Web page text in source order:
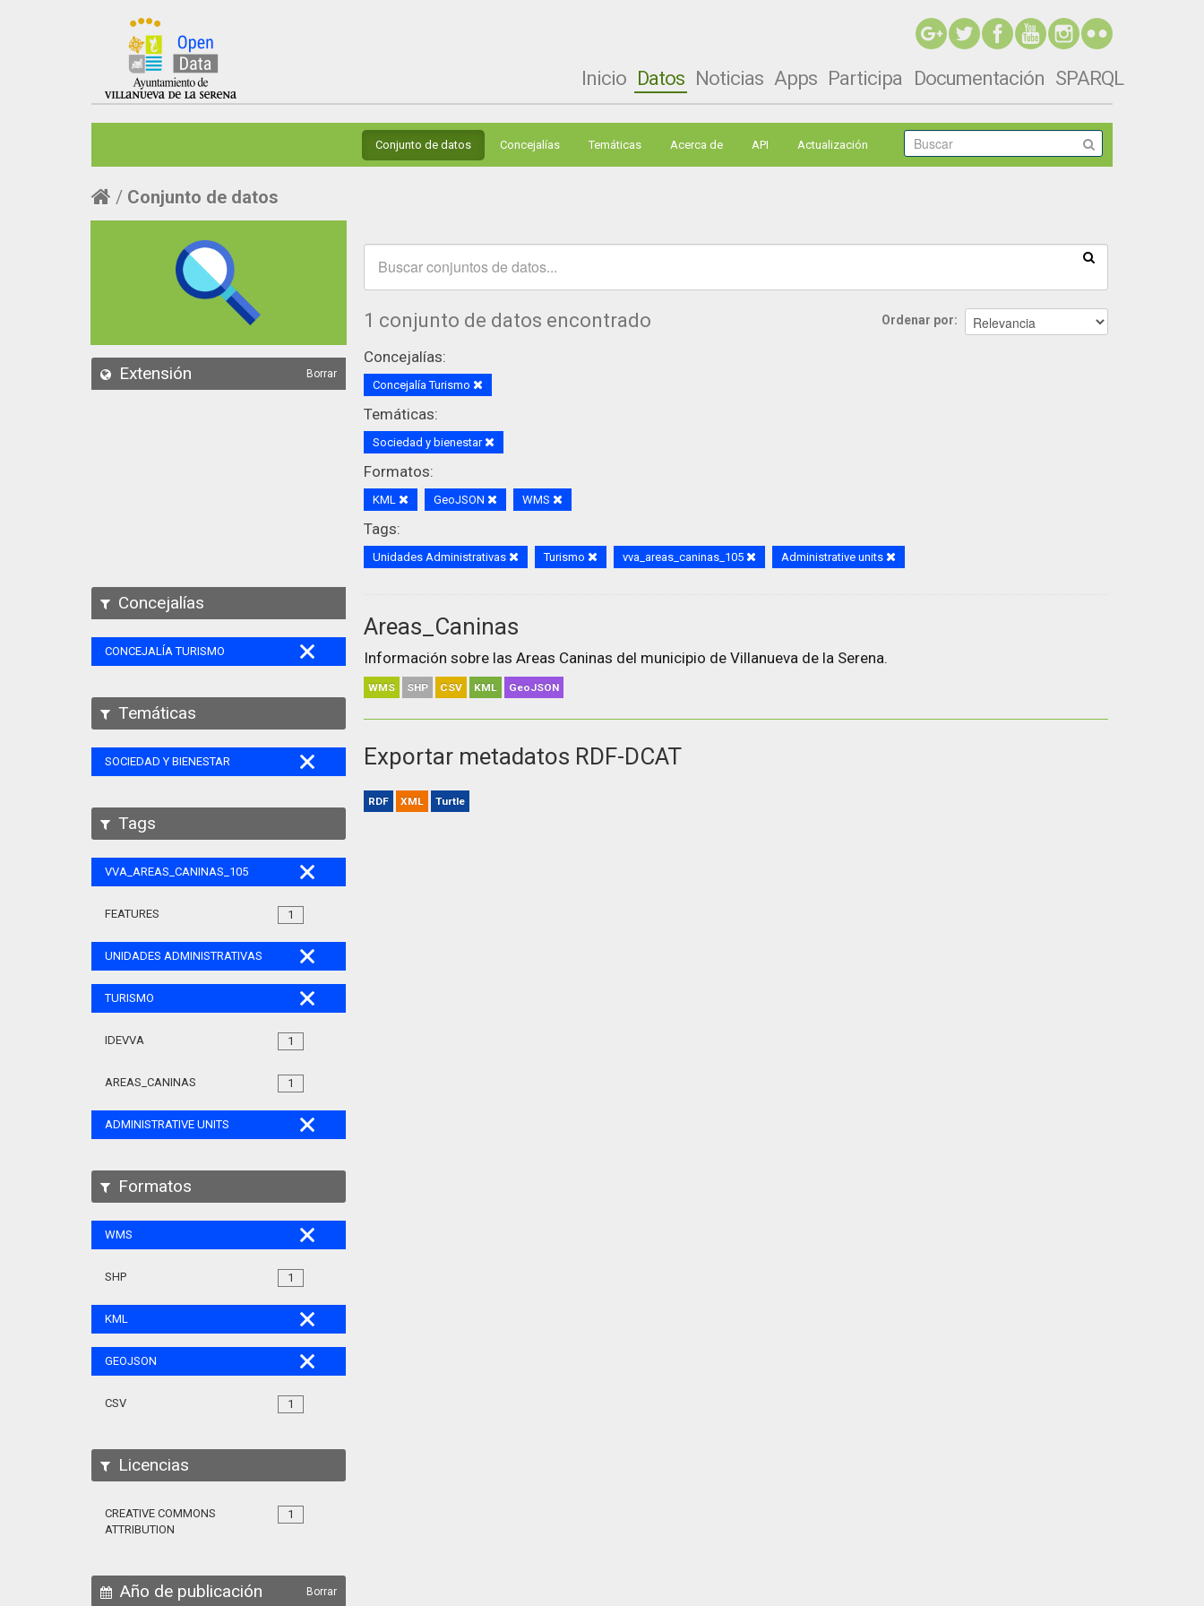
Inicio Datos Noticias Apps Participa Documentación SPARQL
Conjunto de datos Concejalías Temáticas Acerca de API Actualización
Conjunto de datos
Extensión Borrar
Concejalías
CONCEJALÍA TURISMO
Temáticas
SOCIEDAD Y BIENESTAR
Tags
VVA_AREAS_CANINAS_105
1
FEATURES
UNIDADES ADMINISTRATIVAS
TURISMO
1
IDEVVA
1
AREAS_CANINAS
ADMINISTRATIVE UNITS
Formatos
WMS
1
SHP
KML
GEOJSON
1
CSV
Licencias
1
CREATIVE COMMONS
ATTRIBUTION
Año de publicación Borrar
Ordenar por
1 conjunto de datos encontrado
Concejalías:
Concejalía Turismo
Temáticas:
Sociedad y bienestar
Formatos:
KML GeoJSON WMS
Tags:
Unidades Administrativas Turismo vva_areas_caninas_105 Administrative units
Areas_Caninas
Información sobre las Areas Caninas del municipio de Villanueva de la Serena.
WMS SHP CSV KML GeoJSON
Exportar metadatos RDF-DCAT
RDF XML Turtle